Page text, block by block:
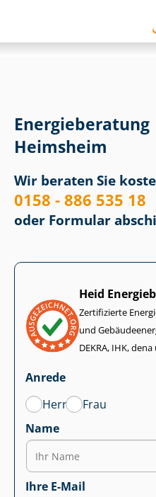
Energieberatung
Heimsheim
Wir beraten Sie
0158 - 886 535 18
oder Formular
Heid
Zertifizierte
und
DEKRA, IHK,
Anrede
Herr
Frau
Name
Ihre E-Mail